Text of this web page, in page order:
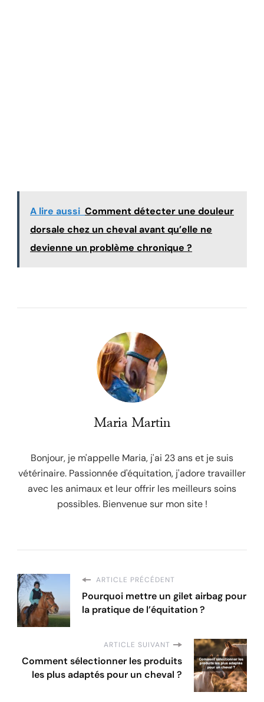
A lire aussi Comment détecter une douleur
dorsale chez un cheval avant qu’elle ne
devienne un problème chronique ?
Maria Martin
Bonjour, je m'appelle Maria, j'ai 23 ans et je suis
vétérinaire. Passionnée d'équitation, j'adore travailler
avec les animaux et leur offrir les meilleurs soins
possibles. Bienvenue sur mon site !
ARTICLE PRÉCÉDENT
Pourquoi mettre un gilet airbag pour
la pratique de l’équitation ?
ARTICLE SUIVANT
Comment sélectionner les produits
les plus adaptés pour un cheval ?